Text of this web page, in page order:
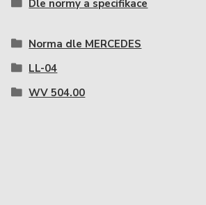
Dle normy a specifikace
Norma dle MERCEDES
LL-04
WV 504.00